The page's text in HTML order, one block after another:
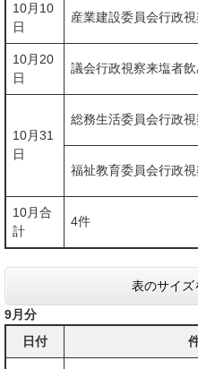
10月10
日
産業建設委員会行政視
10月20
日
議会行政視察来塩者
10月31
日
総務生活委員会行政視
福祉教育委員会行政視
10月合
計
4件
表のサイズ
9月分
日付